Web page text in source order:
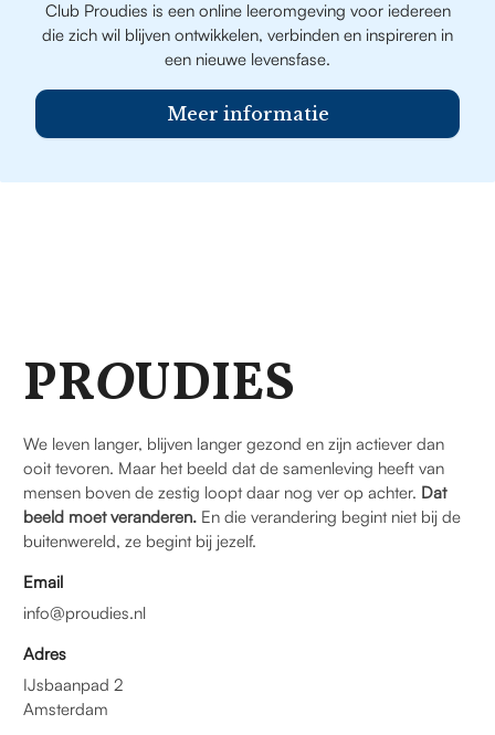
Club Proudies is een online leeromgeving voor iedereen
die zich wil blijven ontwikkelen, verbinden en inspireren in
een nieuwe levensfase.
Meer informatie
PROUDIES
We leven langer, blijven langer gezond en zijn actiever dan
ooit tevoren. Maar het beeld dat de samenleving heeft van
mensen boven de zestig loopt daar nog ver op achter. Dat
beeld moet veranderen. En die verandering begint niet bij de
buitenwereld, ze begint bij jezelf.
Email
info@proudies.nl
Adres
IJsbaanpad 2
Amsterdam